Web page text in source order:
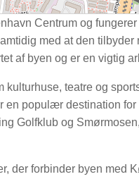
Centrum og
med at den
af byen og er en vigtig
teatre og
en populær destination
Golfklub og
der forbinder byen med